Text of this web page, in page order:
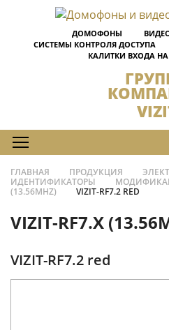
ДОМОФОНЫ
СИСТЕМЫ КОНТРОЛЯ ДОСТУПА
КАЛИТКИ ВХОДА
ГЛАВНАЯ ПРОДУКЦИЯ
ИДЕНТИФИКАТОРЫ
(13.56MHZ)
VIZIT-RF7.2 RED
VIZIT-RF7.X
VIZIT-RF7.2 red